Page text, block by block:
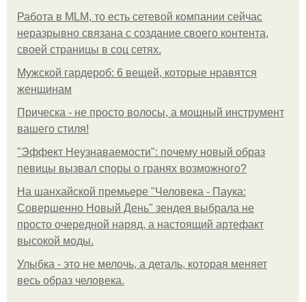
Работа в MLM, то есть сетевой компании сейчас
неразрывно связана с создание своего контента,
своей страницы в соц сетях.
Мужской гардероб: 6 вещей, которые нравятся
женщинам
Прическа - не просто волосы, а мощный инструмент
вашего стиля!
"Эффект Неузнаваемости": почему новый образ
певицы вызвал споры о гранях возможного?
На шанхайской премьере "Человека - Паука:
Совершенно Новый День" зендея выбрала не
просто очередной наряд, а настоящий артефакт
высокой моды.
Улыбка - это не мелочь, а деталь, которая меняет
весь образ человека.